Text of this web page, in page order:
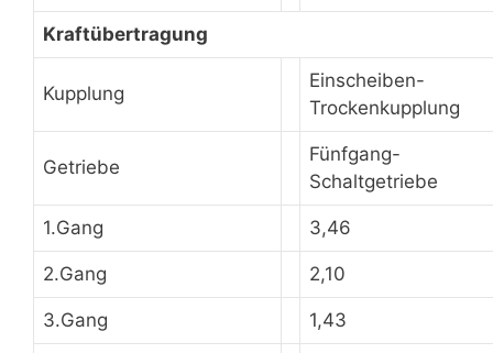
Kraftübertragung
Kupplung
Einscheiben-
Trockenkupplung
Getriebe
Fünfgang-
Schaltgetriebe
1.Gang 3,46
2.Gang 2,10
3.Gang 1,43